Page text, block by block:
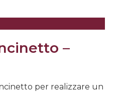
–
per realizzare un